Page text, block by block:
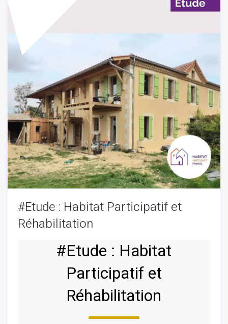
#Etude : Habitat Participatif et
Réhabilitation
#Etude : Habitat
Participatif et
Réhabilitation